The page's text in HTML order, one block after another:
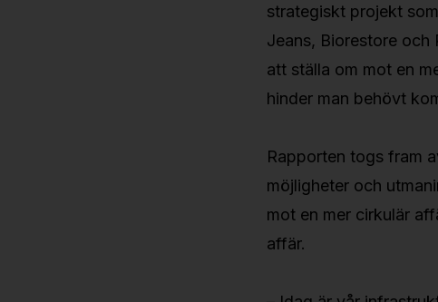
strategiskt projekt
Jeans, Biorestore och
att ställa om mot en
hinder man behövt
Rapporten togs fram
möjligheter och
mot en mer cirkulär
affär.